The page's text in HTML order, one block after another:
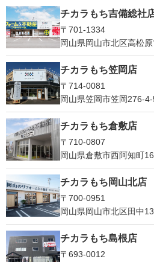
チカラもち吉備総社
〒701-1334
岡山県岡山市北区高松
チカラもち笠岡店
〒714-0081
岡山県笠岡市笠岡276-
チカラもち倉敷店
〒710-0807
岡山県倉敷市西阿知町
チカラもち岡山北店
〒700-0951
岡山県岡山市北区田中
チカラもち島根店
〒693-0012